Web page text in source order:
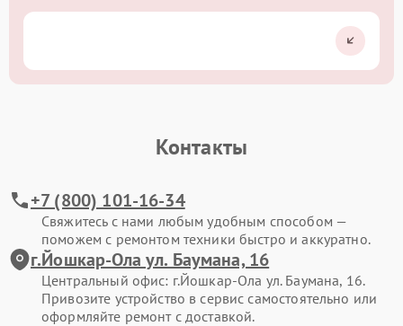
Контакты
+7 (800) 101-16-34
Свяжитесь с нами любым удобным способом —
поможем с ремонтом техники быстро и аккуратно.
г.Йошкар-Ола ул. Баумана, 16
Центральный офис: г.Йошкар-Ола ул. Баумана, 16.
Привозите устройство в сервис самостоятельно или
оформляйте ремонт с доставкой.